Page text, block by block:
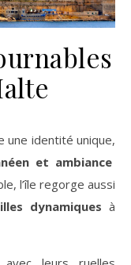
une identité unique,
et ambiance
l’île regorge aussi
dynamiques à